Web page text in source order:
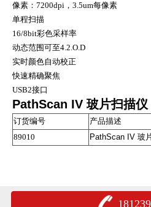
像素：7200dpi，3.5um每像素
单程扫描
16/8bit彩色采样率
动态范围可至4.2.O.D
实时颜色自动校正
快速精确聚焦
USB2接口
PathScan IV 玻片扫描仪
订货编号 产品描述
89010
PathScan IV 玻